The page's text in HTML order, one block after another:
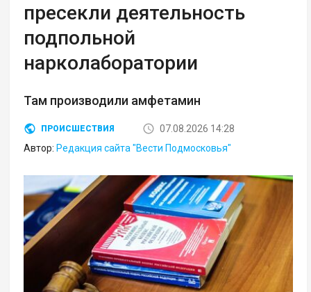
пресекли деятельность
подпольной
нарколаборатории
Там производили амфетамин
ПРОИСШЕСТВИЯ
07.08.2026 14:28
Автор: Редакция сайта "Вести Подмосковья"